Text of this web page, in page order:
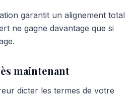
garantit un alignement total
ne gagne davantage que si
maintenant
dicter les termes de votre